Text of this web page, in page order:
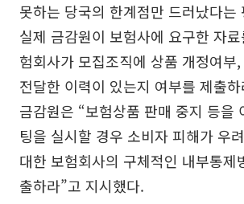
못하는 당국의 한계점만 드러났다는
실제 금감원이 보험사에 요구한 자
험회사가 모집조직에 상품 개정여부
전달한 이력이 있는지 여부를 제출
금감원은 “보험상품 판매 중지 등을
팅을 실시할 경우 소비자 피해가 우
대한 보험회사의 구체적인 내부통제
출하라”고 지시했다.